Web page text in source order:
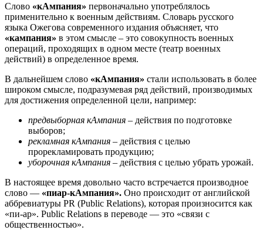
Слово «кАмпания» первоначально употреблялось
применительно к военным действиям. Словарь русского
языка Ожегова современного издания объясняет, что
«кампания» в этом смысле – это совокупность военных
операций, проходящих в одном месте (театр военных
действий) в определенное время.
В дальнейшем слово «кАмпания» стали использовать в более
широком смысле, подразумевая ряд действий, производимых
для достижения определенной цели, например:
предвыборная кАмпания – действия по подготовке
выборов;
рекламная кАмпания – действия с целью
прорекламировать продукцию;
уборочная кАмпания – действия с целью убрать урожай.
В настоящее время довольно часто встречается производное
слово — «пиар-кАмпания». Оно происходит от английской
аббревиатуры PR (Public Relations), которая произносится как
«пи-ар». Public Relations в переводе — это «связи с
общественностью».